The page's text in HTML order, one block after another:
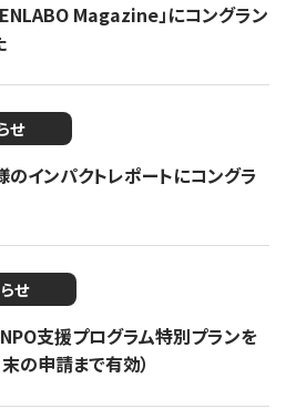
Magazine」にコングラン
せ
インパクトレポートにコングラ
せ
支援プログラム特別プランを
の申請まで有効）